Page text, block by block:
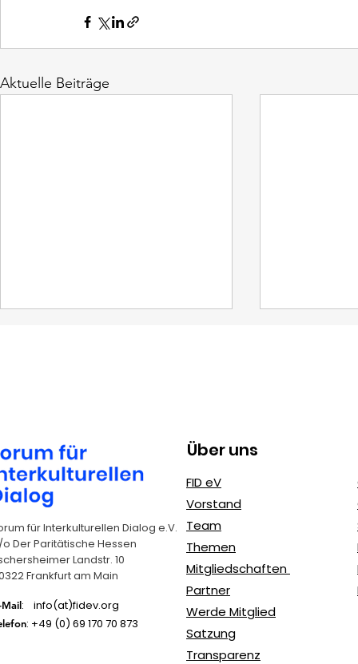
Aktuelle Beiträge
gegen
für Interkulturellen Dialog e.V.
Der Paritätische Hessen
Landstr. 10
Frankfurt am Main
Mail: info(at)fidev.org
: +49 (0) 69 170 70 873
Über uns
FID eV
Vorstand
Team
Themen
Mitgliedschaften
Partner
Werde Mitglied
Satzung
Transparenz